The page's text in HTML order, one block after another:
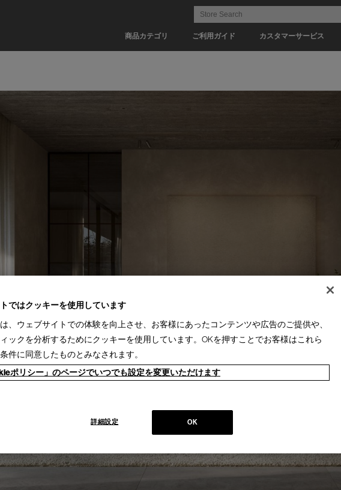
商品カテゴリ ご利用ガイド カスタマーサービス
ではクッキーを使用しています
、ウェブサイトでの体験を向上させ、お客様にあったコンテンツや広告のご提供や、
ィックを分析するためにクッキーを使用しています。OKを押すことでお客様はこれら
件に同意したものとみなされます。
ポリシー」のページでいつでも設定を変更いただけます
OK
詳細設定